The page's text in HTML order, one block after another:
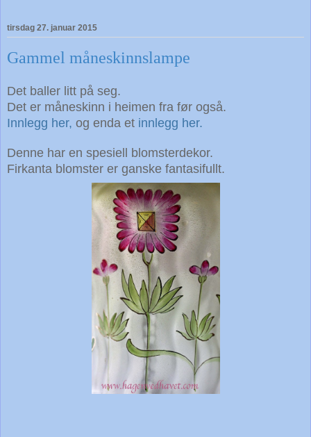
tirsdag 27. januar 2015
Gammel måneskinnslampe
Det baller litt på seg.
Det er måneskinn i heimen fra før også.
Innlegg her, og enda et innlegg her.
Denne har en spesiell blomsterdekor.
Firkanta blomster er ganske fantasifullt.